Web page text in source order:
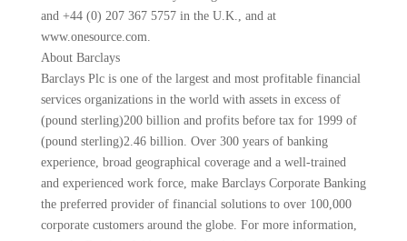
and +44 (0) 207 367 5757 in the U.K., and at
www.onesource.com.
About Barclays
Barclays Plc is one of the largest and most profitable financial
services organizations in the world with assets in excess of
(pound sterling)200 billion and profits before tax for 1999 of
(pound sterling)2.46 billion. Over 300 years of banking
experience, broad geographical coverage and a well-trained
and experienced work force, make Barclays Corporate Banking
the preferred provider of financial solutions to over 100,000
corporate customers around the globe. For more information,